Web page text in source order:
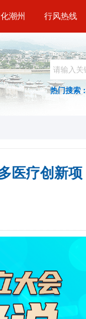
潮州 行风热线
热门搜索 :
医疗创新项